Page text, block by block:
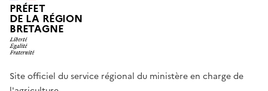
PRÉFET
DE LA RÉGION
BRETAGNE
Site officiel du service régional du ministère en charge de